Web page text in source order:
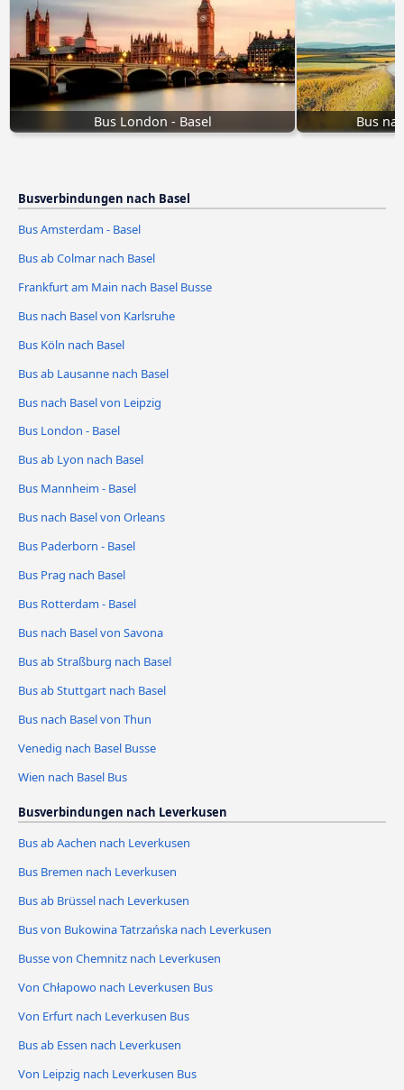
Bus London - Basel Bus
Busverbindungen nach Basel
Bus Amsterdam - Basel
Bus ab Colmar nach Basel
Frankfurt am Main nach Basel Busse
Bus nach Basel von Karlsruhe
Bus Köln nach Basel
Bus ab Lausanne nach Basel
Bus nach Basel von Leipzig
Bus London - Basel
Bus ab Lyon nach Basel
Bus Mannheim - Basel
Bus nach Basel von Orleans
Bus Paderborn - Basel
Bus Prag nach Basel
Bus Rotterdam - Basel
Bus nach Basel von Savona
Bus ab Straßburg nach Basel
Bus ab Stuttgart nach Basel
Bus nach Basel von Thun
Venedig nach Basel Busse
Wien nach Basel Bus
Busverbindungen nach Leverkusen
Bus ab Aachen nach Leverkusen
Bus Bremen nach Leverkusen
Bus ab Brüssel nach Leverkusen
Bus von Bukowina Tatrzańska nach Leverkusen
Busse von Chemnitz nach Leverkusen
Von Chłapowo nach Leverkusen Bus
Von Erfurt nach Leverkusen Bus
Bus ab Essen nach Leverkusen
Von Leipzig nach Leverkusen Bus